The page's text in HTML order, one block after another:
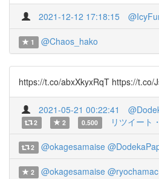
2021-12-12 17:18:15
1 @Chaos_hako
https://t.co/abxXkyxRqT https://t.co/
2021-05-21 00:22:41
2 2 0.500 リツイート
2 @okagesamaise
2 @okagesamaise